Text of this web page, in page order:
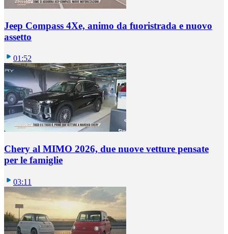
Jeep Compass 4Xe, animo da fuoristrada e nuovo
assetto
01:52
Chery al MIMO 2026, due nuove vetture pensate
per le famiglie
03:11